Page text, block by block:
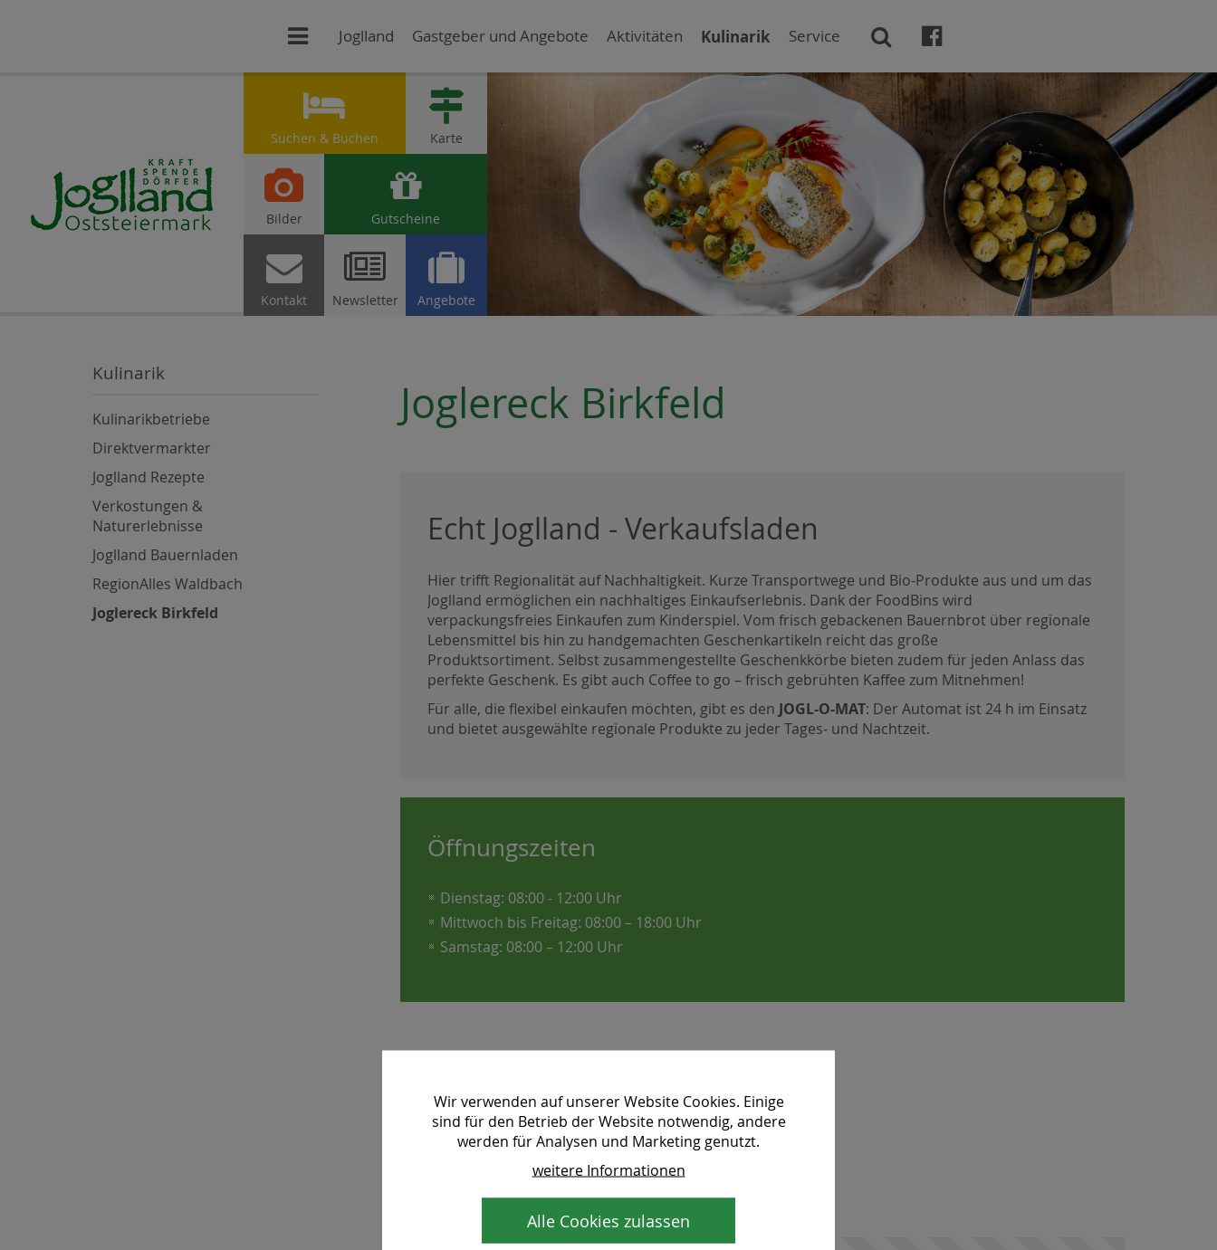

Suchen & Buchen

Karte

Bilder

Gutscheine

Kontakt

Newsletter

Angebote
Kulinarik
Kulinarikbetriebe
Direktvermarkter
Joglland Rezepte
Verkostungen &
Naturerlebnisse
Joglland Bauernladen
RegionAlles Waldbach
Joglereck Birkfeld
Joglereck Birkfeld
Echt Joglland - Verkaufsladen
Hier trifft Regionalität auf Nachhaltigkeit. Kurze Transportwege und Bio-Produkte aus und um das
Joglland ermöglichen ein nachhaltiges Einkaufserlebnis. Dank der FoodBins wird
verpackungsfreies Einkaufen zum Kinderspiel. Vom frisch gebackenen Bauernbrot über regionale
Lebensmittel bis hin zu handgemachten Geschenkartikeln reicht das große
Produktsortiment. Selbst zusammengestellte Geschenkkörbe bieten zudem für jeden Anlass das
perfekte Geschenk. Es gibt auch Coffee to go – frisch gebrühten Kaffee zum Mitnehmen!
Für alle, die flexibel einkaufen möchten, gibt es den JOGL-O-MAT: Der Automat ist 24 h im Einsatz
und bietet ausgewählte regionale Produkte zu jeder Tages- und Nachtzeit.
Öffnungszeiten
Dienstag: 08:00 - 12:00 Uhr
Mittwoch bis Freitag: 08:00 – 18:00 Uhr
Samstag: 08:00 – 12:00 Uhr
Kontakt und Anfahrt:
Joglereck Birkfeld
Gasener-Straße 1
8190 Birkfeld
bauernladen (at) joglereck. at
 Joglland Gastgeber und Angebote Aktivitäten Kulinarik Service  
Wir verwenden auf unserer Website Cookies. Einige
sind für den Betrieb der Website notwendig, andere
werden für Analysen und Marketing genutzt.
weitere Informationen
Alle Cookies zulassen